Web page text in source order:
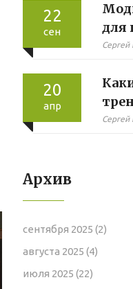
22
сен
для
Сергей
20
апр
Сергей
Архив
сентября 2025 (2)
августа 2025 (4)
июля 2025 (22)